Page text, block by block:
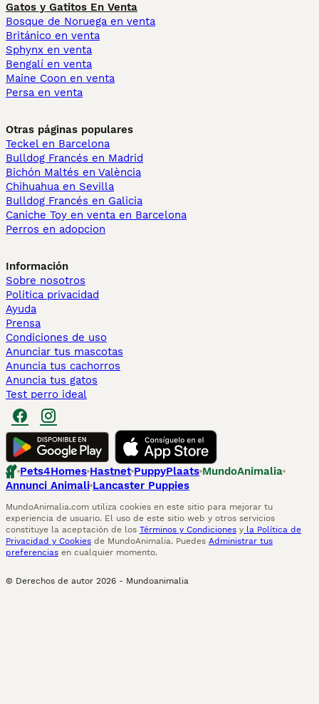
Gatos y Gatitos En Venta
Bosque de Noruega en venta
Británico en venta
Sphynx en venta
Bengalí en venta
Maine Coon en venta
Persa en venta
Otras páginas populares
Teckel en Barcelona
Bulldog Francés en Madrid
Bichón Maltés en València
Chihuahua en Sevilla
Bulldog Francés en Galicia
Caniche Toy en venta en Barcelona
Perros en adopcion
Información
Sobre nosotros
Politica privacidad
Ayuda
Prensa
Condiciones de uso
Anunciar tus mascotas
Anuncia tus cachorros
Anuncia tus gatos
Test perro ideal
Pets4Homes Hastnet PuppyPlaats MundoAnimalia
Annunci Animali Lancaster Puppies
MundoAnimalia.com utiliza cookies en este sitio para mejorar tu
experiencia de usuario. El uso de este sitio web y otros servicios
constituye la aceptación de los Términos y Condiciones y la Política de
Privacidad y Cookies de MundoAnimalia. Puedes Administrar tus
preferencias en cualquier momento.
© Derechos de autor 2026 - Mundoanimalia